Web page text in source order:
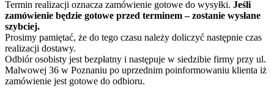
Termin realizacji oznacza zamówienie gotowe do wysyłki. Jeśli
zamówienie będzie gotowe przed terminem – zostanie wysłane
szybciej.
Prosimy pamiętać, że do tego czasu należy doliczyć następnie czas
realizacji dostawy.
Odbiór osobisty jest bezpłatny i następuje w siedzibie firmy przy ul.
Malwowej 36 w Poznaniu po uprzednim poinformowaniu klienta iż
zamówienie jest gotowe do odbioru.